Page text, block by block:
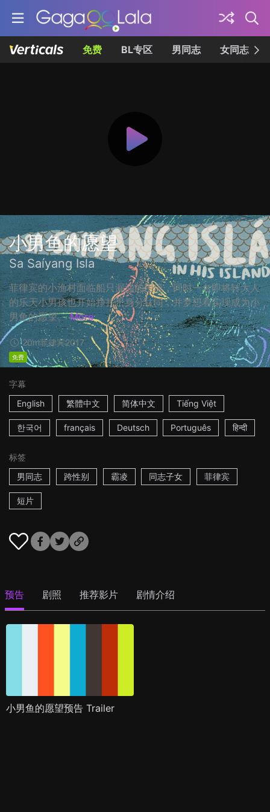
免费 BL专区 男同志 女同志
小男鱼的愿望
Sa Saíyang Isla
菲律宾的小渔村面临船只漏油的困境，同时一名即将转大人
的乐天小男孩也开始挣扎于身分认同，并梦想着实现成为小
男鱼的愿望。 More
20m菲律宾2017
免费
字幕
English
繁體中文 简体中文 Tiếng Việt
한국어 français Deutsch Português हिन्दी
标签
男同志
跨性别 霸凌 同志子女 菲律宾
短片
预告 剧照 推荐影片 剧情介绍
小男鱼的愿望预告 Trailer